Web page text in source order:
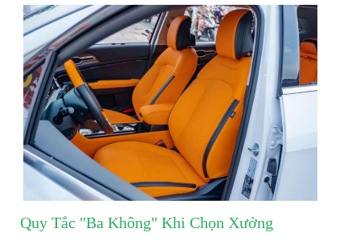
Quy Tắc "Ba Không" Khi Chọn Xưởng